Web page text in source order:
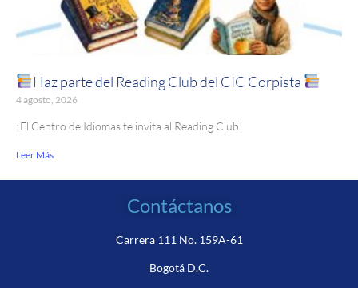
Haz parte del Reading Club del CIC Corpista
4 agosto, 2026
¡El Centro de Idiomas te invita al Reading Club!
Leer Más
Contáctanos
Carrera 111 No. 159A-61
Bogotá D.C.